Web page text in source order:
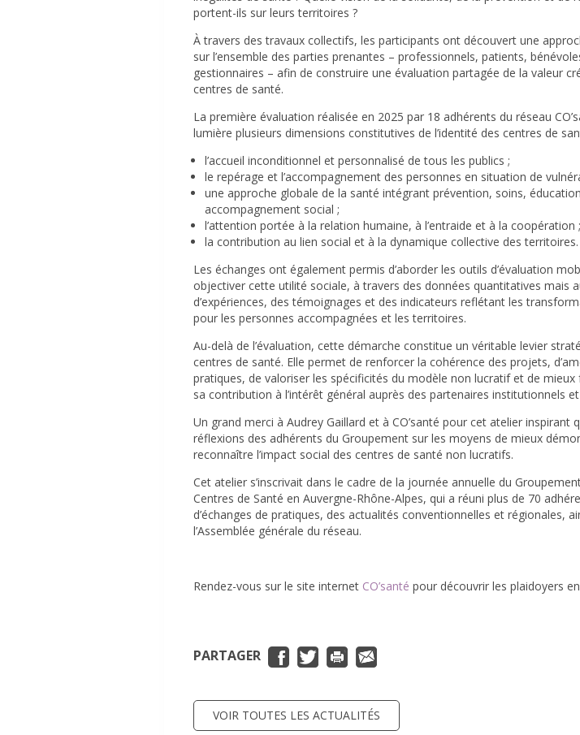
portent-ils sur leurs territoires ?
À travers des travaux collectifs, les participants ont découvert une
sur l’ensemble des parties prenantes – professionnels, patients,
gestionnaires – afin de construire une évaluation partagée de la valeur
centres de santé.
La première évaluation réalisée en 2025 par 18 adhérents du réseau
lumière plusieurs dimensions constitutives de l’identité des centres de
l’accueil inconditionnel et personnalisé de tous les publics ;
le repérage et l’accompagnement des personnes en situation de
une approche globale de la santé intégrant prévention, soins,
accompagnement social ;
l’attention portée à la relation humaine, à l’entraide et à la coopération ;
la contribution au lien social et à la dynamique collective des territoires.
Les échanges ont également permis d’aborder les outils d’évaluation
objectiver cette utilité sociale, à travers des données quantitatives mais
d’expériences, des témoignages et des indicateurs reflétant les
pour les personnes accompagnées et les territoires.
Au-delà de l’évaluation, cette démarche constitue un véritable levier
centres de santé. Elle permet de renforcer la cohérence des projets,
pratiques, de valoriser les spécificités du modèle non lucratif et de mieux
sa contribution à l’intérêt général auprès des partenaires institutionnels
Un grand merci à Audrey Gaillard et à CO’santé pour cet atelier inspirant
réflexions des adhérents du Groupement sur les moyens de mieux
reconnaître l’impact social des centres de santé non lucratifs.
Cet atelier s’inscrivait dans le cadre de la journée annuelle du
Centres de Santé en Auvergne-Rhône-Alpes, qui a réuni plus de 70
d’échanges de pratiques, des actualités conventionnelles et régionales,
l’Assemblée générale du réseau.
Rendez-vous sur le site internet CO’santé pour découvrir les plaidoyers
PARTAGER
VOIR TOUTES LES ACTUALITÉS